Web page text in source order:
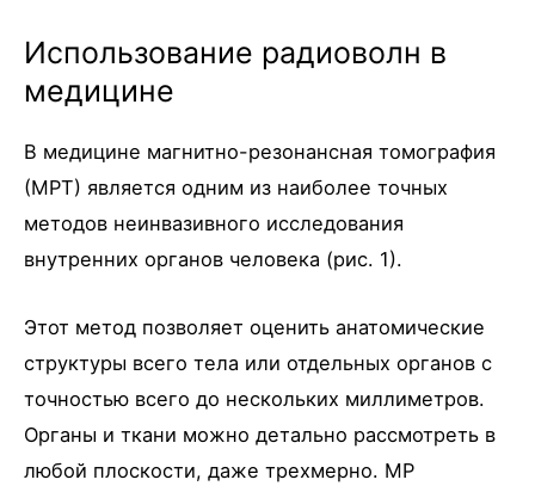
Использование радиоволн в
медицине
В медицине магнитно-резонансная томография
(МРТ) является одним из наиболее точных
методов неинвазивного исследования
внутренних органов человека (рис. 1).
Этот метод позволяет оценить анатомические
структуры всего тела или отдельных органов с
точностью всего до нескольких миллиметров.
Органы и ткани можно детально рассмотреть в
любой плоскости, даже трехмерно. МР